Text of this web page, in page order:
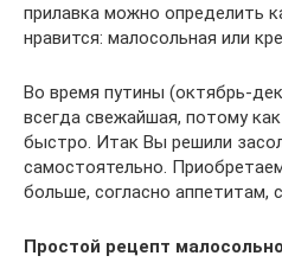
прилавка можно определить
нравится: малосольная или
Во время путины (октябрь-
всегда свежайшая, потому
быстро. Итак Вы решили
самостоятельно.
больше, согласно аппетитам,
Простой рецепт